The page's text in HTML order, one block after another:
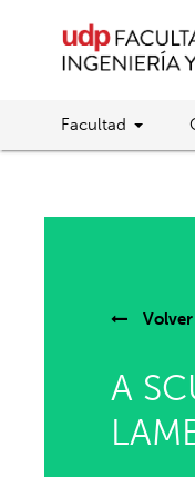
Facultad
Volver
A